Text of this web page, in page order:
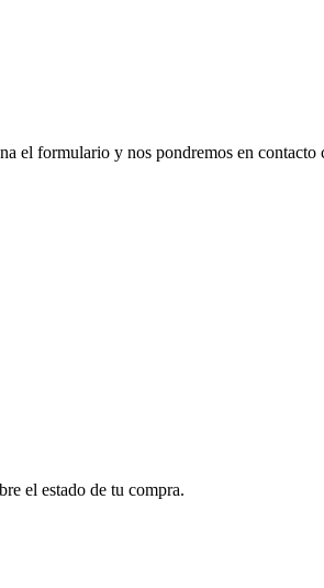
el formulario y nos pondremos en contacto
el estado de tu compra.